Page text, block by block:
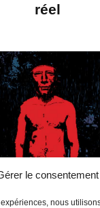
le consentement
nous
réel